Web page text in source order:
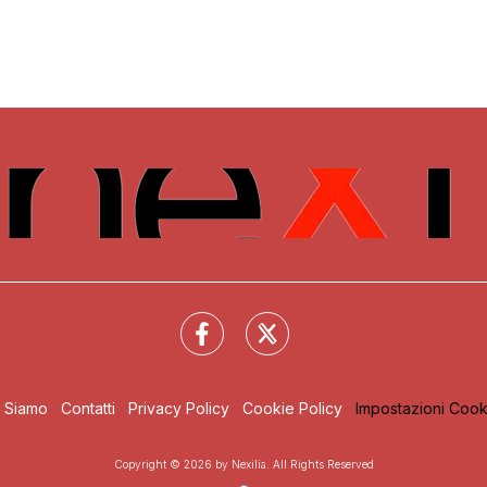
Siamo Contatti Privacy Policy Cookie Policy Impostazioni
Copyright © 2026 by Nexilia. All Rights Reserved